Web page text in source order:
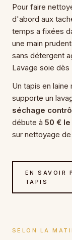
Pour faire
d'abord aux
temps a fixées
une main
sans détergent
Lavage soie dès
Un tapis en
supporte un
séchage
débute à 50 € le
sur nettoyage
EN SAVOIR
TAPIS
SELON LA